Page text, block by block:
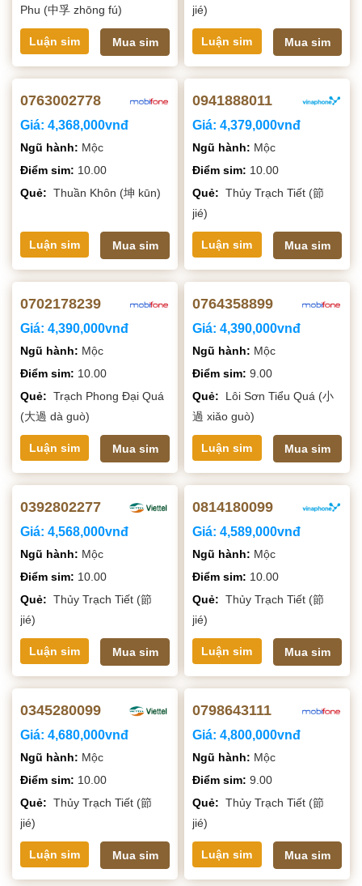
Phu (中孚 zhōng fú)
Luận sim Mua sim
jié)
Luận sim Mua sim
0763002778
Giá: 4,368,000vnđ
Ngũ hành: Mộc
Điểm sim: 10.00
Quẻ: Thuần Khôn (坤 kūn)
Luận sim Mua sim
0941888011
Giá:4,379,000vnđ
Ngũ hành: Mộc
Điểm sim: 10.00
Quẻ: Thủy Trạch Tiết (節
jié)
Luận sim Mua sim
0702178239
Giá: 4,390,000vnđ
Ngũ hành: Mộc
Điểm sim: 10.00
Quẻ: Trạch Phong Đại Quá
(大過 dà guò)
Luận sim Mua sim
0764358899
Giá:4,390,000vnđ
Ngũ hành: Mộc
Điểm sim:9.00
Quẻ:
Lôi Sơn Tiểu Quá (小
過 xiǎo guò)
Luận sim Mua sim
0392802277
Giá: 4,568,000vnđ
Ngũ hành: Mộc
Điểm sim: 10.00
Quẻ: Thủy Trạch Tiết (節
jié)
Luận sim Mua sim
0814180099
Giá:4,589,000vnđ
Ngũ hành: Mộc
Điểm sim: 10.00
Quẻ: Thủy Trạch Tiết (節
jié)
Luận sim Mua sim
0345280099
Giá: 4,680,000vnđ
Ngũ hành: Mộc
Điểm sim: 10.00
Quẻ: Thủy Trạch Tiết (節
jié)
Luận sim Mua sim
0798643111
Giá:4,800,000vnđ
Ngũ hành: Mộc
Điểm sim:9.00
Quẻ: Thủy Trạch Tiết (節
jié)
Luận sim Mua sim